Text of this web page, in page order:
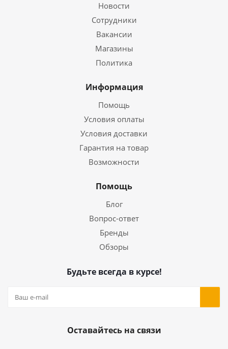
Новости
Сотрудники
Вакансии
Магазины
Политика
Информация
Помощь
Условия оплаты
Условия доставки
Гарантия на товар
Возможности
Помощь
Блог
Вопрос-ответ
Бренды
Обзоры
Будьте всегда в курсе!
Оставайтесь на связи